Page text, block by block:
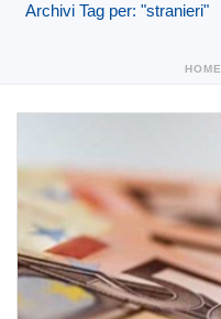
Archivi Tag per: "stranieri"
HOME